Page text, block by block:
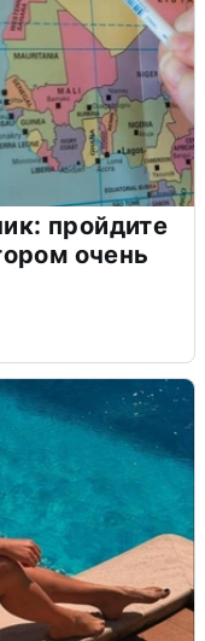
пройдите
очень